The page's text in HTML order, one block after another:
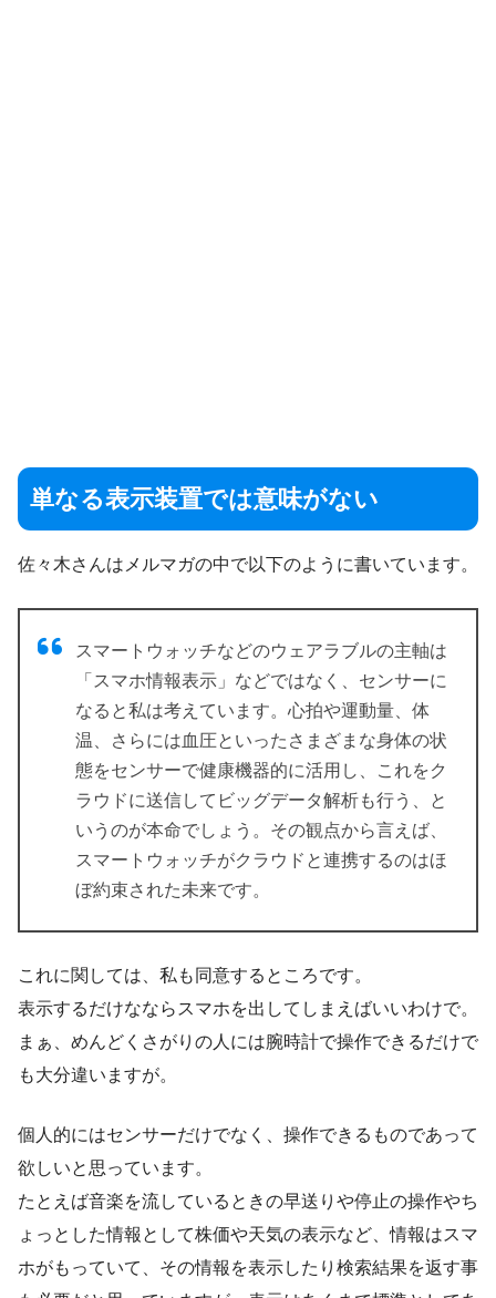
単なる表示装置では意味がない
佐々木さんはメルマガの中で以下のように書いています。
スマートウォッチなどのウェアラブルの主軸は
「スマホ情報表示」などではなく、センサーに
なると私は考えています。心拍や運動量、体
温、さらには血圧といったさまざまな身体の状
態をセンサーで健康機器的に活用し、これをク
ラウドに送信してビッグデータ解析も行う、と
いうのが本命でしょう。その観点から言えば、
スマートウォッチがクラウドと連携するのはほ
ぼ約束された未来です。
これに関しては、私も同意するところです。
表示するだけなならスマホを出してしまえばいいわけで。
まぁ、めんどくさがりの人には腕時計で操作できるだけで
も大分違いますが。
個人的にはセンサーだけでなく、操作できるものであって
欲しいと思っています。
たとえば音楽を流しているときの早送りや停止の操作やち
ょっとした情報として株価や天気の表示など、情報はスマ
ホがもっていて、その情報を表示したり検索結果を返す事